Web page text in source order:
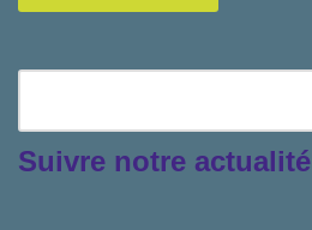
Suivre notre actualité